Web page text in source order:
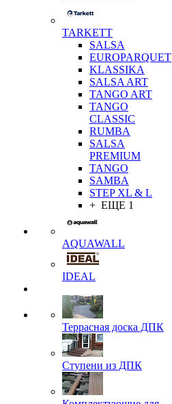
TARKETT
SALSA
EUROPARQUET
KLASSIKA
SALSA ART
TANGO ART
TANGO
CLASSIC
RUMBA
SALSA
PREMIUM
TANGO
SAMBA
STEP XL & L
+ ЕЩЕ 1
AQUAWALL
IDEAL
Террасная доска ДПК
Ступени из ДПК